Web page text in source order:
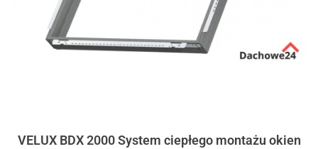
VELUX BDX 2000 System ciepłego montażu okien